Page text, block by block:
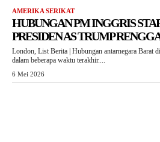
AMERIKA SERIKAT
HUBUNGAN PM INGGRIS
PRESIDEN AS TRUMP
London, List Berita | Hubungan antarnegara Barat
dalam beberapa waktu terakhir....
6 Mei 2026